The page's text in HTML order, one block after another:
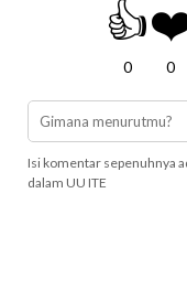
👍
0 0
Isi komentar sepenuhnya
dalam UU ITE